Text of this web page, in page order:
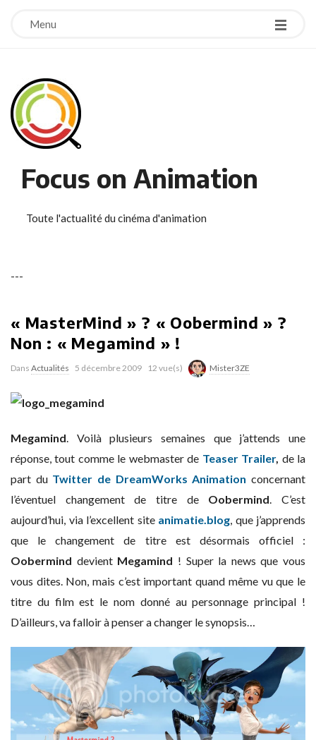
Menu
Focus on Animation
Toute l'actualité du cinéma d'animation
---
« MasterMind » ? « Oobermind » ?
Non : « Megamind » !
Dans Actualités 5 décembre 2009 12 vue(s) Mister3ZE
Megamind. Voilà plusieurs semaines que j’attends une
réponse, tout comme le webmaster de Teaser Trailer, de la
part du Twitter de DreamWorks Animation concernant
l’éventuel changement de titre de Oobermind. C’est
aujourd’hui, via l’excellent site animatie.blog, que j’apprends
que le changement de titre est désormais officiel :
Oobermind devientMegamind ! Super la news que vous
vous dites. Non, mais c’est important quand même vu que le
titre du film est le nom donné au personnage principal !
D’ailleurs, va falloir à penser a changer le synopsis…